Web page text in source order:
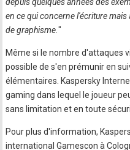
en ce qui concerne l'écriture
de graphisme."
Même si le nombre d'attaques
possible de s'en prémunir en
élémentaires. Kaspersky
gaming dans lequel le joueur
sans limitation et en toute
Pour plus d'information,
international Gamescon à